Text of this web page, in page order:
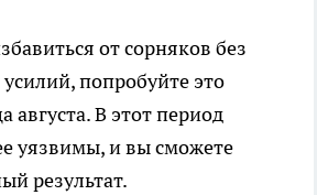
от сорняков без
попробуйте это
августа. В этот период
уязвимы, и вы сможете
результат.